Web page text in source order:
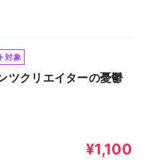
対象
ツクリエイターの憂鬱
¥1,100